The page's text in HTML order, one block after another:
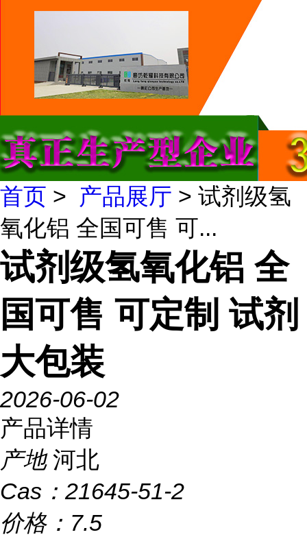
首页 > 产品展厅 > 试剂级氢
氧化铝 全国可售 可...
试剂级氢氧化铝 全
国可售 可定制 试剂
大包装
2026-06-02
产品详情
产地 河北
Cas： 21645-51-2
价格： 7.5